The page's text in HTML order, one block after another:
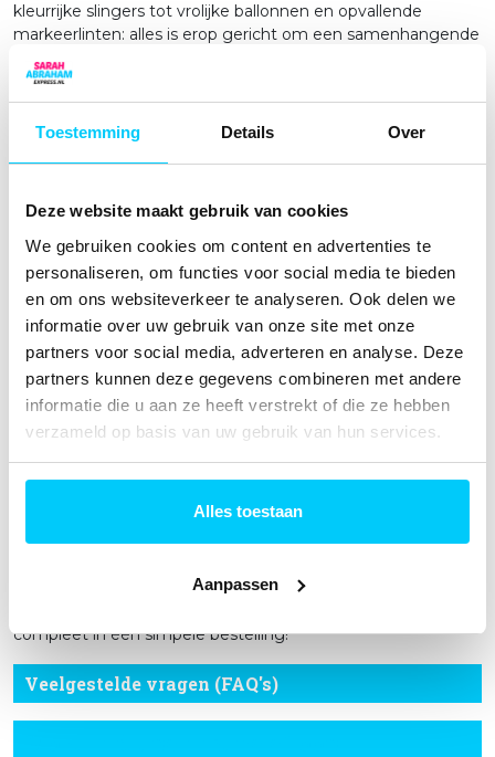
Toestemming Details Over
Deze website maakt gebruik van cookies
We gebruiken cookies om content en advertenties te
personaliseren, om functies voor social media te bieden
en om ons websiteverkeer te analyseren. Ook delen we
informatie over uw gebruik van onze site met onze
partners voor social media, adverteren en analyse. Deze
partners kunnen deze gegevens combineren met andere
informatie die u aan ze heeft verstrekt of die ze hebben
verzameld op basis van uw gebruik van hun services.
Alles toestaan
Aanpassen
kleurrijke slingers tot vrolijke ballonnen en opvallende
markeerlinten: alles is erop gericht om een samenhangende
verkeersbordthema, gouden accenten of iets anders, wij
zorgen ervoor dat de versiering en de pop een prachtig
geheel vormen.
Geen Onnodige Zorgen
nergens meer aan hoeft te denken. Je hebt alles wat je
nodig hebt om de verjaardag van jouw Sarah of Abraham op
een stijlvolle manier te vieren. En omdat het versierpakket
een verkoopartikel is, mag je het na gebruik gewoon
houden. Zo kun je de versiering eventueel opnieuw
gebruiken voor een ander feest of aan iemand anders
doorgeven.
Vragen of Advies? We Zijn Er Voor Je!
Heb je vragen over welk versierpakket het beste bij jouw
perfecte feestlocatie? Ons team staat elke dag klaar om je
onvergetelijke ervaring wordt.
alles in huis om van een bijzondere gelegenheid een groot
compleet in één simpele bestelling!
Veelgestelde vragen (FAQ's)